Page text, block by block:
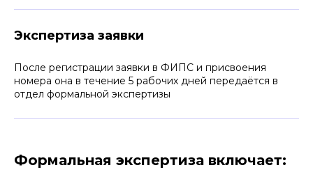
Экспертиза заявки
После регистрации заявки в ФИПС и присвоения
номера она в течение 5 рабочих дней передаётся в
отдел формальной экспертизы
Формальная экспертиза включает:
коалиция по готовности к лечению, 2022г)